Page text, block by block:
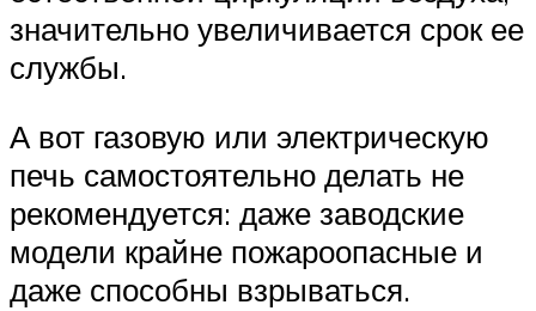
значительно увеличивается срок ее
службы.
А вот газовую или электрическую
печь самостоятельно делать не
рекомендуется: даже заводские
модели крайне пожароопасные и
даже способны взрываться.